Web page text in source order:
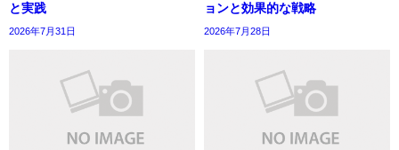
と実践
2026年7月31日
ョンと効果的な戦略
2026年7月28日